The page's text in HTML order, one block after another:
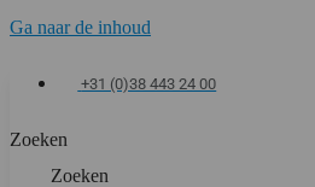
Ga naar de inhoud
+31 (0)38 443 24 00
Zoeken
Zoeken